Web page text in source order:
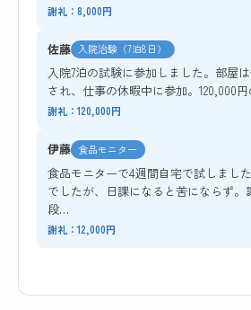
謝礼：8,000円
佐藤 入院治験（7泊8日）
入院7泊の試験に参加しました。部屋
され、仕事の休暇中に参加。120,000
謝礼：120,000円
伊藤 食品モニター
食品モニターで4週間自宅で試しまし
でしたが、日課になると苦にならず。
段…
謝礼：12,000円